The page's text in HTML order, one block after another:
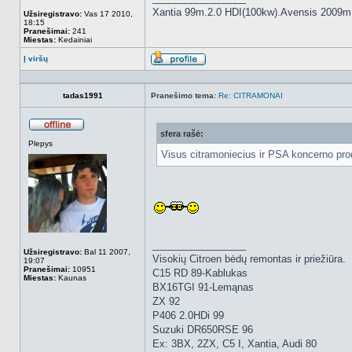
Užsiregistravo: Vas 17 2010,
18:15
Pranešimai: 241
Miestas: Kedainiai
Xantia 99m.2.0 HDI(100kw).Avensis
Į viršų
Aprašymas
tadas1991 Pranešimo tema: Re: CITRAMONAI
Plepys
Užsiregistravo: Bal 11 2007,
19:07
Pranešimai: 10951
Miestas: Kaunas
sfera rašė:
Visus citramoniecius ir PSA koncerno
Visokių Citroen bėdų remontas ir priežiūra.
C15 RD 89-Kablukas
BX16TGI 91-Lemąnas
ZX 92
P406 2.0HDi 99
Suzuki DR650RSE 96
Ex: 3BX, 2ZX, C5 I, Xantia, Audi 80